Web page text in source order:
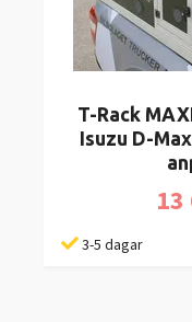
T-Rack
Isuzu D-
3-5 dagar